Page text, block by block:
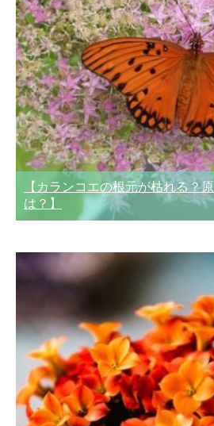
【カランコエの根元が枯れる？
は？】